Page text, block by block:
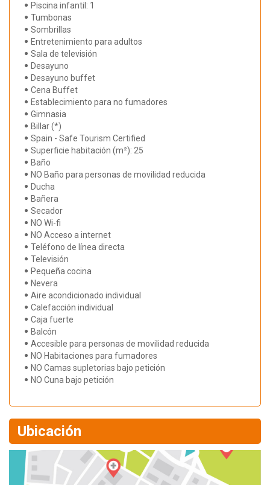
Piscina infantil: 1
Tumbonas
Sombrillas
Entretenimiento para adultos
Sala de televisión
Desayuno
Desayuno buffet
Cena Buffet
Establecimiento para no fumadores
Gimnasia
Billar (*)
Spain - Safe Tourism Certified
Superficie habitación (m²): 25
Baño
NO Baño para personas de movilidad reducida
Ducha
Bañera
Secador
NO Wi-fi
NO Acceso a internet
Teléfono de línea directa
Televisión
Pequeña cocina
Nevera
Aire acondicionado individual
Calefacción individual
Caja fuerte
Balcón
Accesible para personas de movilidad reducida
NO Habitaciones para fumadores
NO Camas supletorias bajo petición
NO Cuna bajo petición
Ubicación